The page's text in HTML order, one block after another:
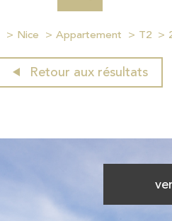
Nice Appartement T2
Retour aux résultats